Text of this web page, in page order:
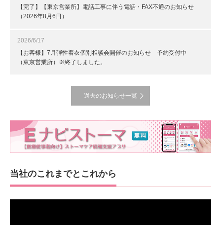
【完了】【東京営業所】電話工事に伴う電話・FAX不通のお知らせ
（2026年8月6日）
2026/6/17
【お客様】7月弾性着衣個別相談会開催のお知らせ 予約受付中
（東京営業所）※終了しました。
過去のお知らせ一覧
当社のこれまでとこれから